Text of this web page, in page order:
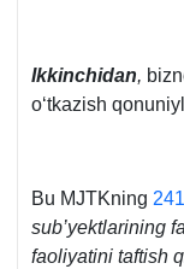
Ikkinchidan,
oʻtkazish
Bu MJTKning
sub’yektlarining
faoliyatini taftish